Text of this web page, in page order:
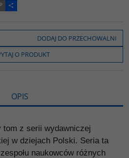
P
o
z
e
l
s
DODAJ DO PRZECHOWALNI
O PRODUKT
OPIS
tom z serii wydawniczej
w dziejach Polski. Seria ta
naukowców różnych